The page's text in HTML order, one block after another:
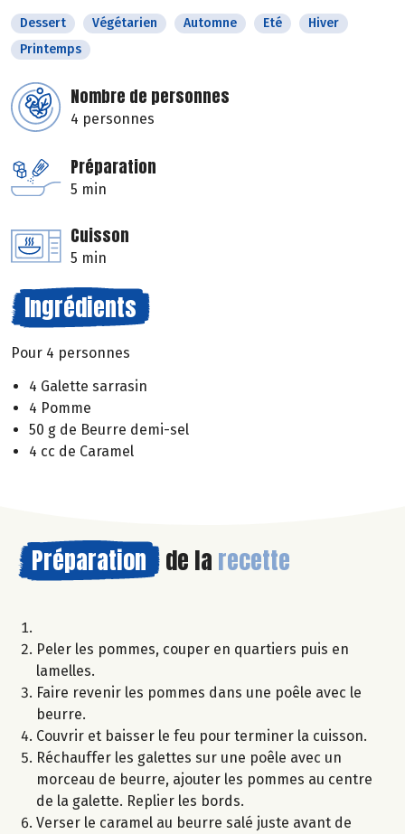
Dessert Végétarien Automne Eté
Hiver
Printemps
Nombre de personnes
4 personnes
Préparation
5 min
Cuisson
5 min
Ingrédients
Pour 4 personnes
4 Galette sarrasin
4 Pomme
50 g de Beurre demi-sel
4 cc de Caramel
Préparation de la recette
Peler les pommes, couper en quartiers puis en
lamelles.
Faire revenir les pommes dans une poêle avec le
beurre.
Couvrir et baisser le feu pour terminer la cuisson.
Réchauffer les galettes sur une poêle avec un
morceau de beurre, ajouter les pommes au centre
de la galette. Replier les bords.
Verser le caramel au beurre salé juste avant de